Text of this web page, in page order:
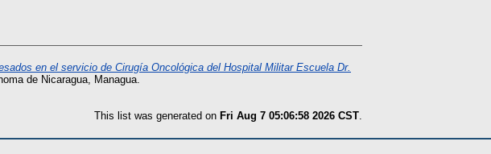
en el servicio de Cirugía Oncológica del Hospital Militar Escuela Dr.
de Nicaragua, Managua.
This list was generated on Fri Aug 7 05:06:58 2026 CST.